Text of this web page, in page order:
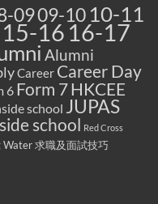
0909-10 10-11
15-16 16-17
Alumni
Career Career Day
6 Form 7HKCEE
school JUPAS
school Red Cross
Water 求職及面試技巧